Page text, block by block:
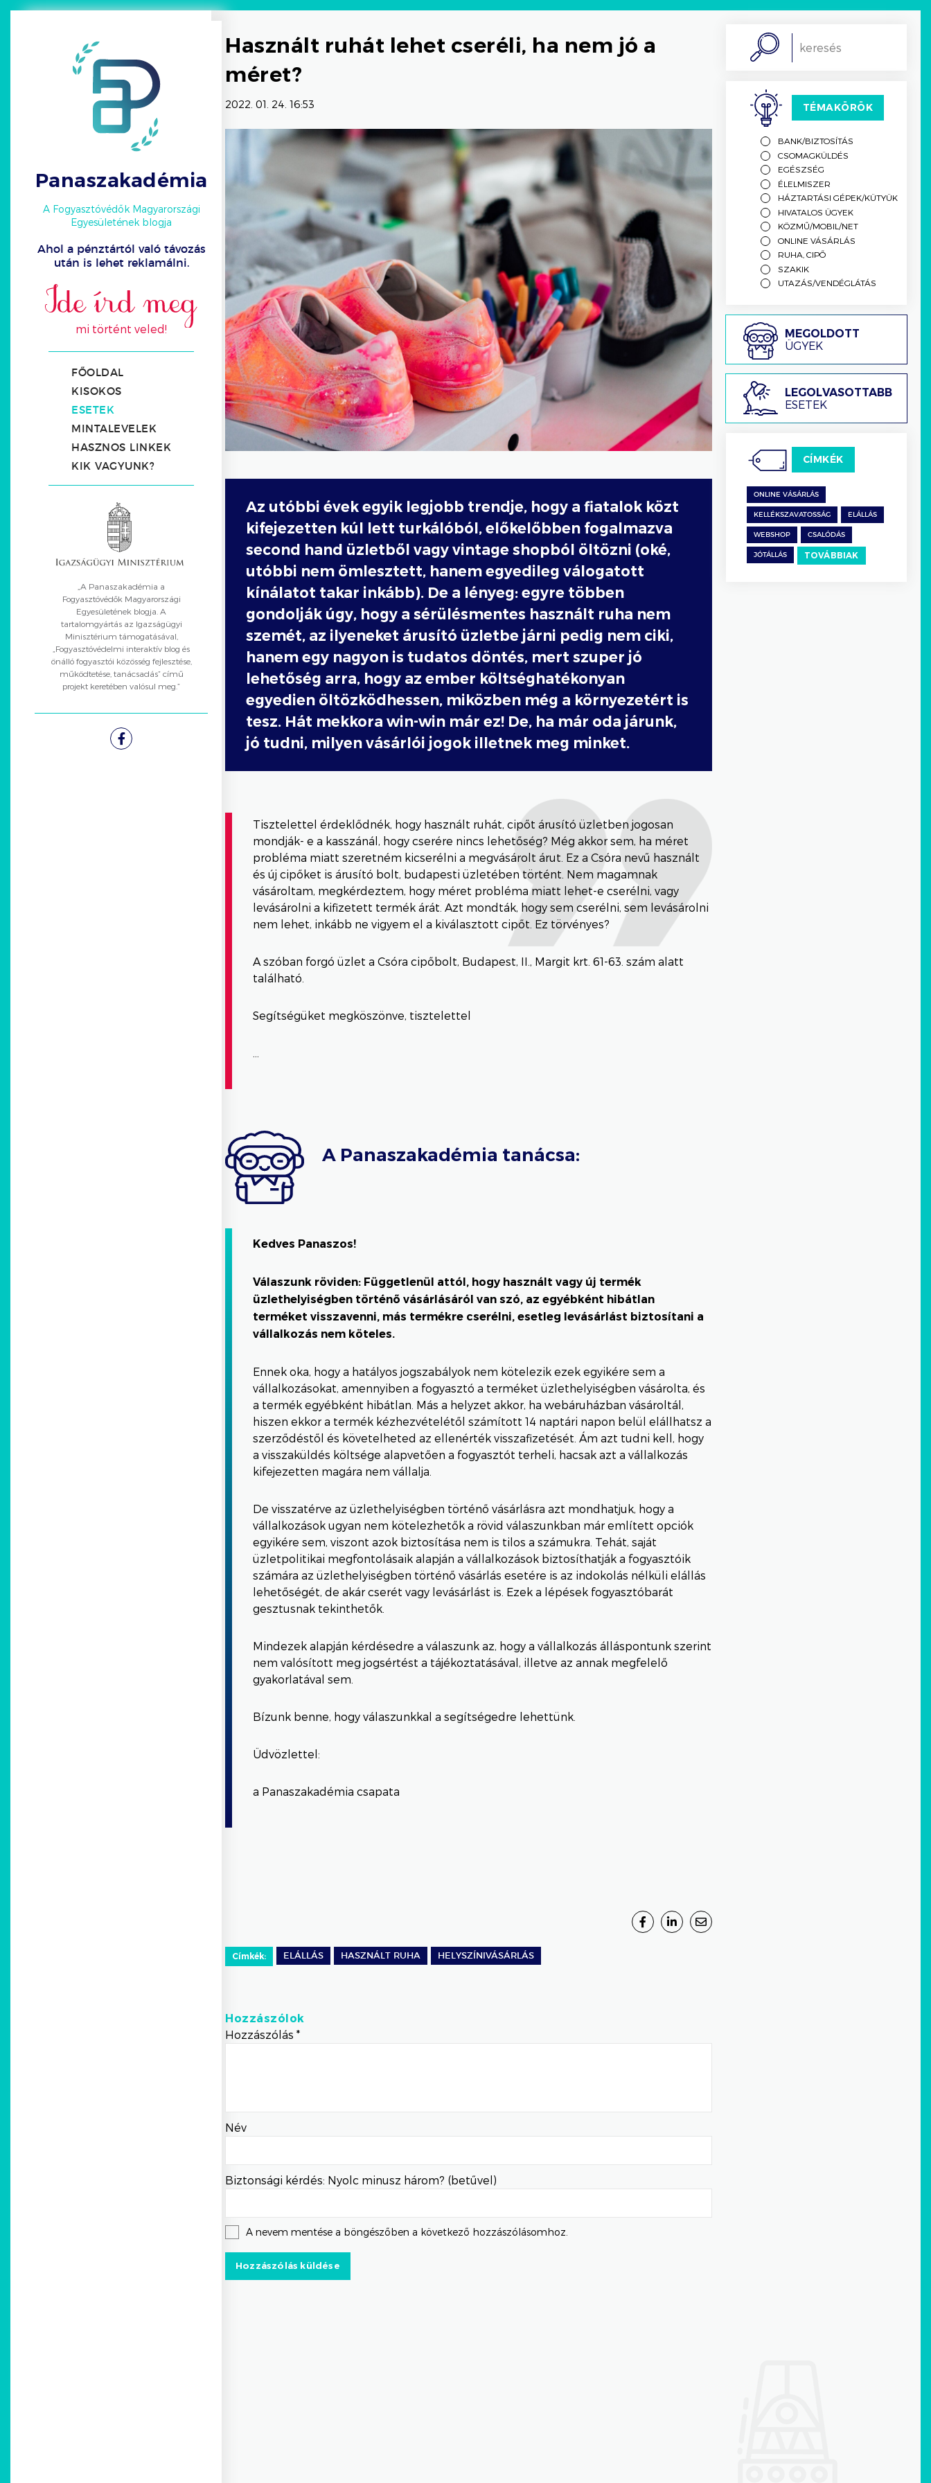
Panaszakadémia
A Fogyasztóvédők Magyarországi
Egyesületének blogja
Ahol a pénztártól való távozás
után is lehet reklamálni.
mi történt veled!
FŐOLDAL
KISOKOS
ESETEK
MINTALEVELEK
HASZNOS LINKEK
KIK VAGYUNK?
„A Panaszakadémia a
Fogyasztóvédők Magyarországi
Egyesületének blogja. A
tartalomgyártás az Igazságügyi
Minisztérium támogatásával,
„Fogyasztóvédelmi interaktív blog és
önálló fogyasztói közösség fejlesztése,
működtetése, tanácsadás” című
projekt keretében valósul meg.”
Facebook
Használt ruhát lehet cseréli, ha nem jó a
méret?
2022. 01. 24. 16:53
Az utóbbi évek egyik legjobb trendje, hogy a fiatalok közt
kifejezetten kúl lett turkálóból, előkelőbben fogalmazva
second hand üzletből vagy vintage shopból öltözni (oké,
utóbbi nem ömlesztett, hanem egyedileg válogatott
kínálatot takar inkább). De a lényeg: egyre többen
gondolják úgy, hogy a sérülésmentes használt ruha nem
szemét, az ilyeneket árusító üzletbe járni pedig nem ciki,
hanem egy nagyon is tudatos döntés, mert szuper jó
lehetőség arra, hogy az ember költséghatékonyan
egyedien öltözködhessen, miközben még a környezetért is
tesz. Hát mekkora win-win már ez! De, ha már oda járunk,
jó tudni, milyen vásárlói jogok illetnek meg minket.
Tisztelettel érdeklődnék, hogy használt ruhát, cipőt árusító üzletben jogosan
mondják- e a kasszánál, hogy cserére nincs lehetőség? Még akkor sem, ha méret
probléma miatt szeretném kicserélni a megvásárolt árut. Ez a Csóra nevű használt
és új cipőket is árusító bolt, budapesti üzletében történt. Nem magamnak
vásároltam, megkérdeztem, hogy méret probléma miatt lehet-e cserélni, vagy
levásárolni a kifizetett termék árát. Azt mondták, hogy sem cserélni, sem levásárolni
nem lehet, inkább ne vigyem el a kiválasztott cipőt. Ez törvényes?
A szóban forgó üzlet a Csóra cipőbolt, Budapest, II., Margit krt. 61-63. szám alatt
található.
Segítségüket megköszönve, tisztelettel
A Panaszakadémia tanácsa:
Kedves Panaszos!
Válaszunk röviden: Függetlenül attól, hogy használt vagy új termék
üzlethelyiségben történő vásárlásáról van szó, az egyébként hibátlan
terméket visszavenni, más termékre cserélni, esetleg levásárlást biztosítani a
vállalkozás nem köteles.
Ennek oka, hogy a hatályos jogszabályok nem kötelezik ezek egyikére sem a
vállalkozásokat, amennyiben a fogyasztó a terméket üzlethelyiségben vásárolta, és
a termék egyébként hibátlan. Más a helyzet akkor, ha webáruházban vásároltál,
hiszen ekkor a termék kézhezvételétől számított 14 naptári napon belül elállhatsz a
szerződéstől és követelheted az ellenérték visszafizetését. Ám azt tudni kell, hogy
a visszaküldés költsége alapvetően a fogyasztót terheli, hacsak azt a vállalkozás
kifejezetten magára nem vállalja.
De visszatérve az üzlethelyiségben történő vásárlásra azt mondhatjuk, hogy a
vállalkozások ugyan nem kötelezhetők a rövid válaszunkban már említett opciók
egyikére sem, viszont azok biztosítása nem is tilos a számukra. Tehát, saját
üzletpolitikai megfontolásaik alapján a vállalkozások biztosíthatják a fogyasztóik
számára az üzlethelyiségben történő vásárlás esetére is az indokolás nélküli elállás
lehetőségét, de akár cserét vagy levásárlást is. Ezek a lépések fogyasztóbarát
gesztusnak tekinthetők.
Mindezek alapján kérdésedre a válaszunk az, hogy a vállalkozás álláspontunk szerint
nem valósított meg jogsértést a tájékoztatásával, illetve az annak megfelelő
gyakorlatával sem.
Bízunk benne, hogy válaszunkkal a segítségedre lehettünk.
Üdvözlettel:
a Panaszakadémia csapata
Címkék: ELÁLLÁS HASZNÁLT RUHA HELYSZÍNIVÁSÁRLÁS
Hozzászólok
Hozzászólás *
Név
Biztonsági kérdés: Nyolc minusz három? (betűvel)
A nevem mentése a böngészőben a következő hozzászólásomhoz.
Search
TÉMAKÖRÖK
BANK/BIZTOSÍTÁS
CSOMAGKÜLDÉS
EGÉSZSÉG
ÉLELMISZER
HÁZTARTÁSI GÉPEK/KÜTYÜK
HIVATALOS ÜGYEK
KÖZMŰ/MOBIL/NET
ONLINE VÁSÁRLÁS
RUHA, CIPŐ
SZAKIK
UTAZÁS/VENDÉGLÁTÁS
Megoldott
ügyek
MEGOLDOTT
ÜGYEK
Legolvasottabb
esetek
LEGOLVASOTTABB
ESETEK
CÍMKÉK
ONLINE VÁSÁRLÁS
KELLÉKSZAVATOSSÁG ELÁLLÁS
WEBSHOP CSALÓDÁS
JÓTÁLLÁS TOVÁBBIAK